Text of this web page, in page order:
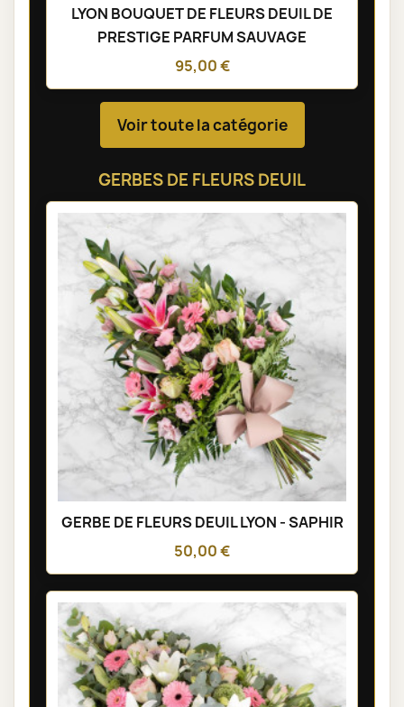
LYON BOUQUET DE FLEURS DEUIL DE
PRESTIGE PARFUM SAUVAGE
95,00 €
Voir toute la catégorie
GERBES DE FLEURS DEUIL
GERBE DE FLEURS DEUIL LYON - SAPHIR
50,00 €